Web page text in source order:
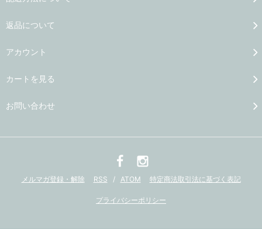
返品について
アカウント
カートを見る
お問い合わせ
メルマガ登録・解除 RSS / ATOM 特定商法取引法に基づく表記
プライバシーポリシー